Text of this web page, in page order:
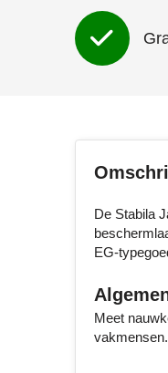
De Stabila
EG-
Meet